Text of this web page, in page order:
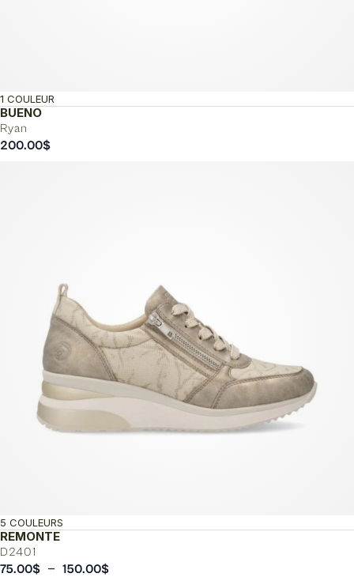
BUENO
Ryan
1 COULEUR
200.00$
REMONTE
D2401
5 COULEURS
75.00$ – 150.00$Plage